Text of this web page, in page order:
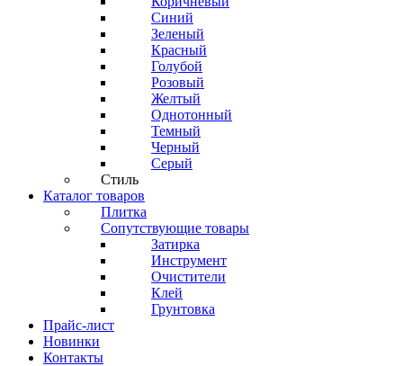
Синий
Зеленый
Красный
Голубой
Розовый
Желтый
Однотонный
Темный
Черный
Серый
Стиль
Каталог товаров
Плитка
Сопутствующие товары
Затирка
Инструмент
Очистители
Клей
Грунтовка
Прайс-лист
Новинки
Контакты